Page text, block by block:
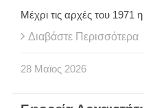
Μέχρι τις αρχές του 1971
Διαβάστε Περισσότερα
28 Μαϊος 2026